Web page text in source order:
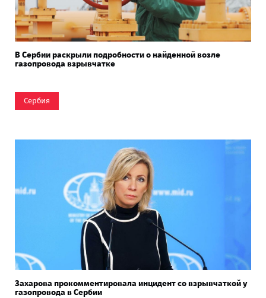
В Сербии раскрыли подробности о найденной возле
газопровода взрывчатке
Сербия
Захарова прокомментировала инцидент со взрывчаткой у
газопровода в Сербии